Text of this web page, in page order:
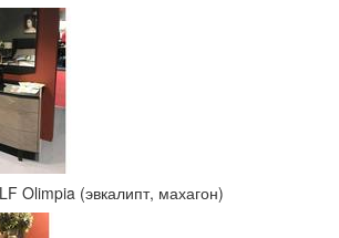
Olimpia (эвкалипт, махагон)